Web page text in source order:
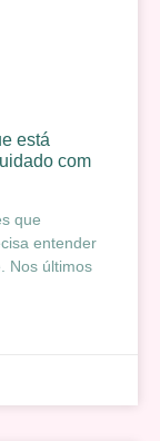
está
com
que
entender
Nos últimos